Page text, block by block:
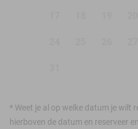
* Weet je al op welke datum je wilt
hierboven de datum en reserveer